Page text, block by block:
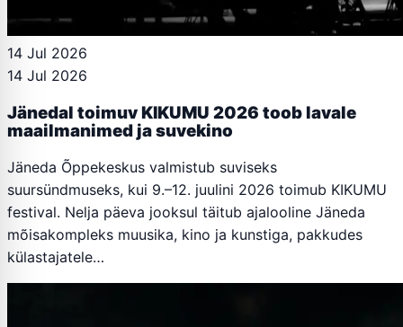
14 Jul 2026
14 Jul 2026
Jänedal toimuv KIKUMU 2026 toob lavale
maailmanimed ja suvekino
Jäneda Õppekeskus valmistub suviseks
suursündmuseks, kui 9.–12. juulini 2026 toimub KIKUMU
festival. Nelja päeva jooksul täitub ajalooline Jäneda
mõisakompleks muusika, kino ja kunstiga, pakkudes
külastajatele…